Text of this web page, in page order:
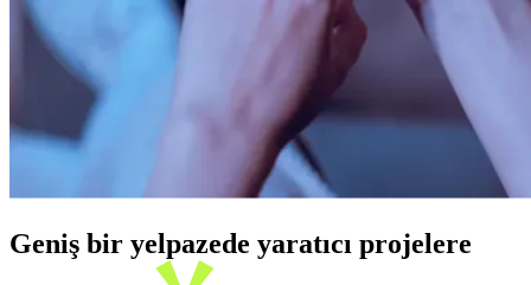
Geniş bir yelpazede yaratıcı projelere